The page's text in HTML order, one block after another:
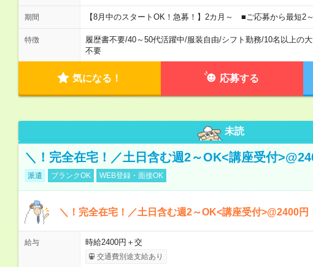
期間 【8月中のスタートOK！急募！】2カ月～ ■ご応募から最短2
特徴 履歴書不要/40～50代活躍中/服装自由/シフト勤務/10名以上の
不要
気になる！ 応募する
未読
＼！完全在宅！／土日含む週2～OK<講座受付
派遣 ブランクOK WEB登録・面接OK
＼！完全在宅！／土日含む週2～OK<講座受付>@2400円
給与 時給2400円＋交
交通費別途支給あり